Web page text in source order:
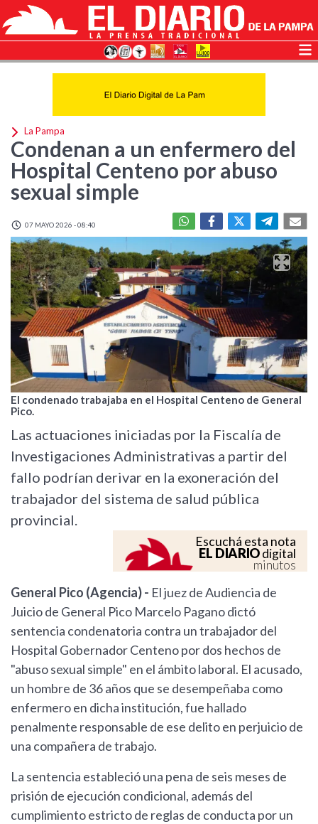
La Pampa
Condenan a un enfermero del
Hospital Centeno por abuso
sexual simple
07 MAYO 2026 - 08:40
El condenado trabajaba en el Hospital Centeno de General
Pico.
Las actuaciones iniciadas por la Fiscalía de
Investigaciones Administrativas a partir del
fallo podrían derivar en la exoneración del
trabajador del sistema de salud pública
provincial.
Escuchá esta nota
EL DIARIOdigital
minutos
General Pico (Agencia) - El juez de Audiencia de
Juicio de General Pico Marcelo Pagano dictó
sentencia condenatoria contra un trabajador del
Hospital Gobernador Centeno por dos hechos de
"abuso sexual simple" en el ámbito laboral. El acusado,
un hombre de 36 años que se desempeñaba como
enfermero en dicha institución, fue hallado
penalmente responsable de ese delito en perjuicio de
una compañera de trabajo.
La sentencia estableció una pena de seis meses de
prisión de ejecución condicional, además del
cumplimiento estricto de reglas de conducta por un